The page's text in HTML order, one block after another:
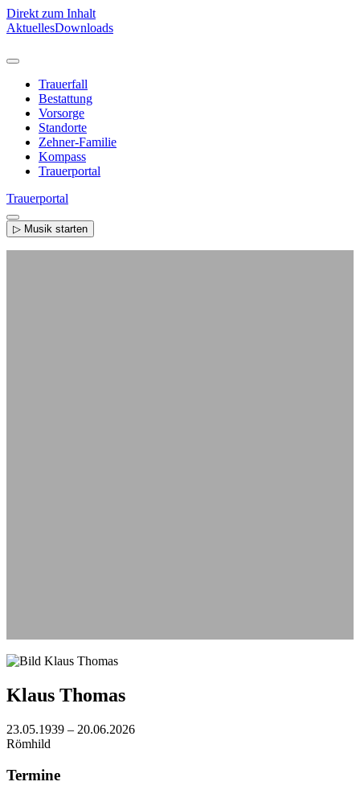
Direkt zum Inhalt
AktuellesDownloads
Trauerfall
Bestattung
Vorsorge
Standorte
Zehner-Familie
Kompass
Trauerportal
Trauerportal
▷ Musik starten
Klaus Thomas
23.05.1939 – 20.06.2026
Römhild
Termine